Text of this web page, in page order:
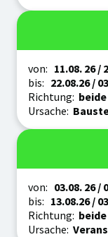
Zeitraum
von: 11.08. 26/
bis: 22.08.26/
Richtung: beide
Ursache:
Zeitraum
von: 03.08. 26/
bis: 13.08.26/
Richtung: beide
Ursache: